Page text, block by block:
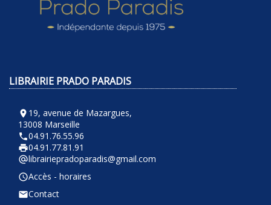
LIBRAIRIE PRADO PARADIS
room 19, avenue de Mazargues,
13008 Marseille
phone04.91.76.55.96
local_printshop04.91.77.81.91
alternate_emaillibrairiepradoparadis@gmail.com
query_builderAccès - horaires
emailContact